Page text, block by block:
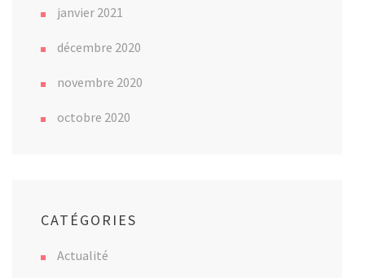
janvier 2021
décembre 2020
novembre 2020
octobre 2020
CATÉGORIES
Actualité